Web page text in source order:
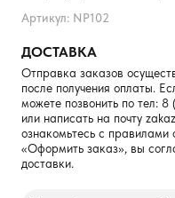
Артикул: NP102
ДОСТАВКА
Отправка заказов
после получения оплаты.
можете позвонить по тел: 8
или написать на почту
ознакомьтесь с
«Оформить заказ», вы
доставки.